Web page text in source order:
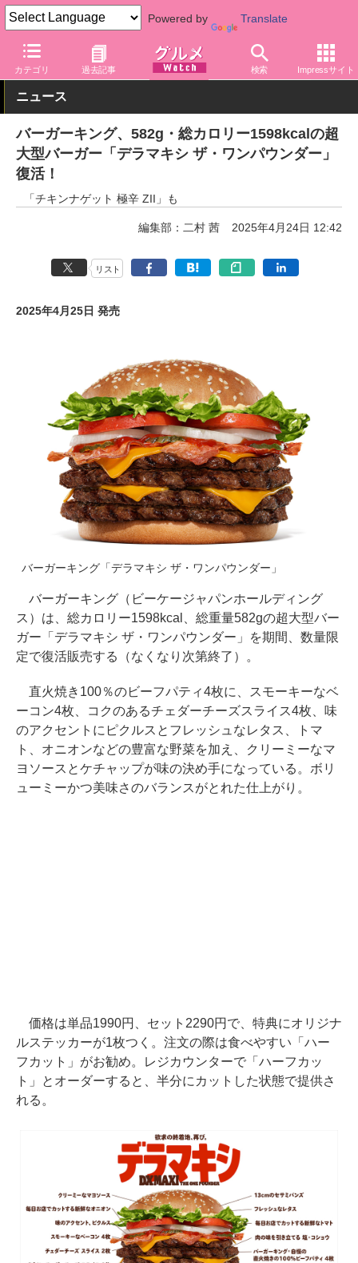
Powered by Translate
カテゴリ 過去記事 検索 Impressサイト
グルメ Watch 店舗 ファストフード バーガーキング
ニュース
バーガーキング、582g・総カロリー1598kcalの超
大型バーガー「デラマキシ ザ・ワンパウンダー」
復活！
「チキンナゲット 極辛 ZII」も
編集部：二村 茜 2025年4月24日 12:42
リスト
2025年4月25日 発売
バーガーキング「デラマキシ ザ・ワンパウンダー」
バーガーキング（ビーケージャパンホールディング
ス）は、総カロリー1598kcal、総重量582gの超大型バー
ガー「デラマキシ ザ・ワンパウンダー」を期間、数量限
定で復活販売する（なくなり次第終了）。
直火焼き100％のビーフパティ4枚に、スモーキーなベ
ーコン4枚、コクのあるチェダーチーズスライス4枚、味
のアクセントにピクルスとフレッシュなレタス、トマ
ト、オニオンなどの豊富な野菜を加え、クリーミーなマ
ヨソースとケチャップが味の決め手になっている。ボリ
ューミーかつ美味さのバランスがとれた仕上がり。
価格は単品1990円、セット2290円で、特典にオリジナ
ルステッカーが1枚つく。注文の際は食べやすい「ハー
フカット」がお勧め。レジカウンターで「ハーフカッ
ト」とオーダーすると、半分にカットした状態で提供さ
れる。